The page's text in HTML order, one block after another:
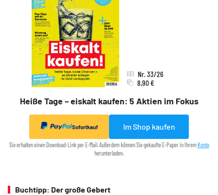
Heiße Tage – eiskalt kaufen: 5 Aktien im Fokus
Nr. 33/26
8,90 €
Sofortkauf Im Shop kaufen
Sie erhalten einen Download-Link per E-Mail. Außerdem können Sie gekaufte E-Paper in Ihrem Konto
herunterladen.
Buchtipp: Der große Gebert